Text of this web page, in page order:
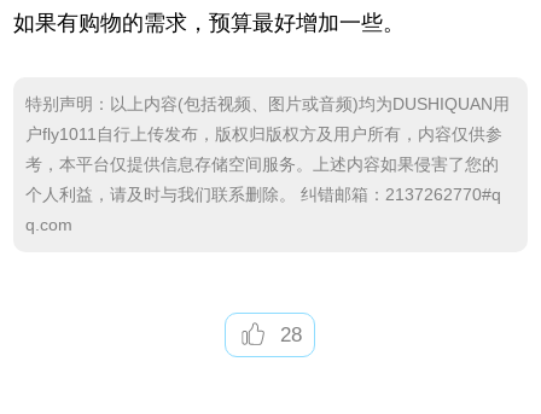
如果有购物的需求，预算最好增加一些。
特别声明：以上内容(包括视频、图片或音频)均为DUSHIQUAN用
户fly1011自行上传发布，版权归版权方及用户所有，内容仅供参
考，本平台仅提供信息存储空间服务。上述内容如果侵害了您的
个人利益，请及时与我们联系删除。 纠错邮箱：2137262770#q
q.com
28